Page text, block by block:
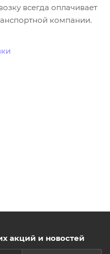
всегда оплачивает
компании.
акций и новостей